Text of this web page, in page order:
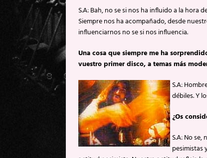
S.A: Bah, no se si nos ha influido a la hora
Siempre nos ha acompañado, desde
influenciarnos no se si nos influencia.
Una cosa que siempre me ha
vuestro primer disco, a temas más
S.A:
débiles. Y
¿Os
S.A: No
pesimistas